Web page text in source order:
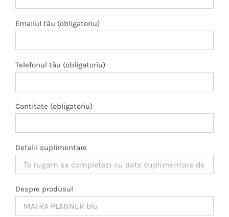
Emailul tău (obligatoriu)
Telefonul tău (obligatoriu)
Cantitate (obligatoriu)
Detalii suplimentare
Despre produsul